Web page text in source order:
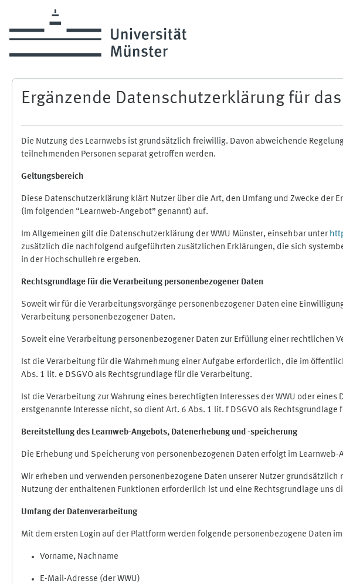
Ergänzende Datenschutzerklärung für
Die Nutzung des Learnwebs ist grundsätzlich freiwillig. Davon abweichende
teilnehmenden Personen separat getroffen werden.
Geltungsbereich
Diese Datenschutzerklärung klärt Nutzer über die Art, den Umfang und Zwecke der
(im folgenden “Learnweb-Angebot” genannt) auf.
Im Allgemeinen gilt die Datenschutzerklärung der WWU Münster, einsehbar unter
zusätzlich die nachfolgend aufgeführten zusätzlichen Erklärungen, die sich
in der Hochschullehre ergeben.
Rechtsgrundlage für die Verarbeitung personenbezogener Daten
Soweit wir für die Verarbeitungsvorgänge personenbezogener Daten eine
Verarbeitung personenbezogener Daten.
Soweit eine Verarbeitung personenbezogener Daten zur Erfüllung einer rechtlichen
Ist die Verarbeitung für die Wahrnehmung einer Aufgabe erforderlich, die im
Abs. 1 lit. e DSGVO als Rechtsgrundlage für die Verarbeitung.
Ist die Verarbeitung zur Wahrung eines berechtigten Interesses der WWU oder
erstgenannte Interesse nicht, so dient Art. 6 Abs. 1 lit. f DSGVO als
Bereitstellung des Learnweb-Angebots, Datenerhebung und -speicherung
Die Erhebung und Speicherung von personenbezogenen Daten erfolgt im
Wir erheben und verwenden personenbezogene Daten unserer Nutzer
Nutzung der enthaltenen Funktionen erforderlich ist und eine Rechtsgrundlage uns
Umfang der Datenverarbeitung
Mit dem ersten Login auf der Plattform werden folgende personenbezogene Daten
Vorname, Nachname
E-Mail-Adresse (der WWU)